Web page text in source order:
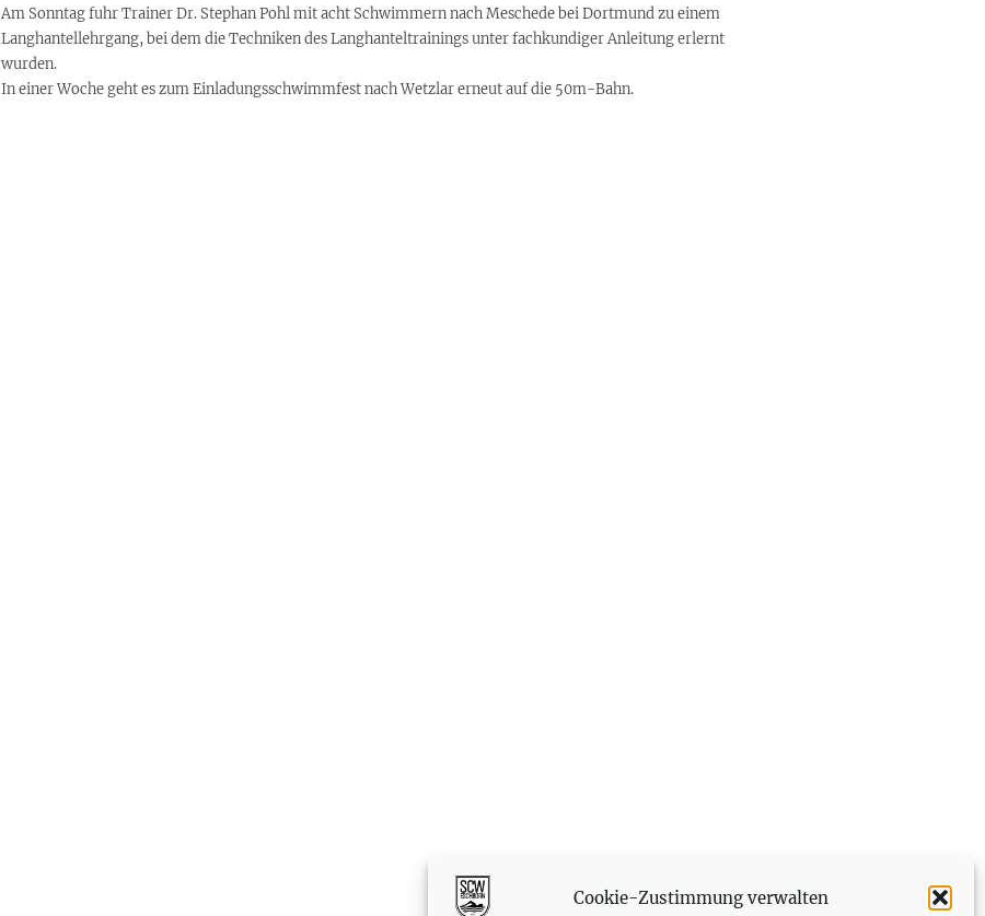
Cookie-Zustimmung verwalten
Am Sonntag fuhr Trainer Dr. Stephan Pohl mit acht Schwimmern nach Meschede bei Dortmund zu einem
Langhantellehrgang, bei dem die Techniken des Langhanteltrainings unter fachkundiger Anleitung erlernt
wurden.
In einer Woche geht es zum Einladungsschwimmfest nach Wetzlar erneut auf die 50m-Bahn.